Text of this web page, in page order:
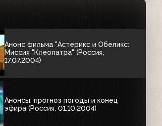
Анонс фильма "Астерикс и Обеликс:
Миссия "Клеопатра" (Россия,
17.07.2004)
Анонсы, прогноз погоды и конец
эфира (Россия, 01.10.2004)